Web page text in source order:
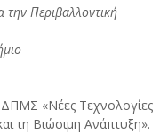
την Περιβαλλοντική
ΔΠΜΣ «Νέες Τεχνολογίες
τη Βιώσιμη Ανάπτυξη».